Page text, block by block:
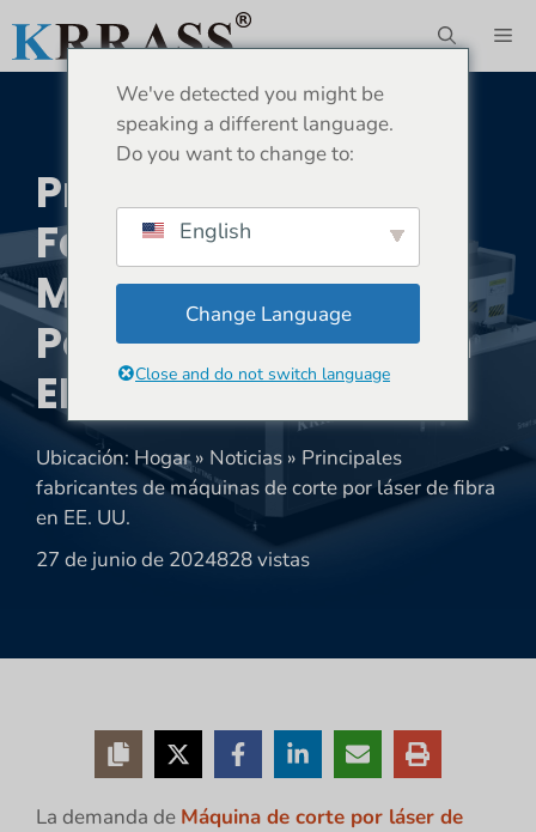
contenido
Principales
Fabricantes De
Máquinas De Corte
Por Láser De Fibra En
EE. UU.
Ubicación: Hogar» Noticias » Principales
fabricantes de máquinas de corte por láser de fibra
en EE. UU.
27 de junio de 2024828 vistas
La demanda de Máquina de corte por láser de
We've detected you might be
speaking a different language.
Do you want to change to:
English
Change Language
Close and do not switch language